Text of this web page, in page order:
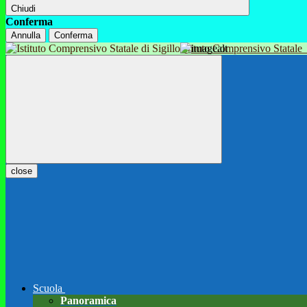
Chiudi
Conferma
Annulla Conferma
Istituto Comprensivo Statale
close
Scuola
Panoramica